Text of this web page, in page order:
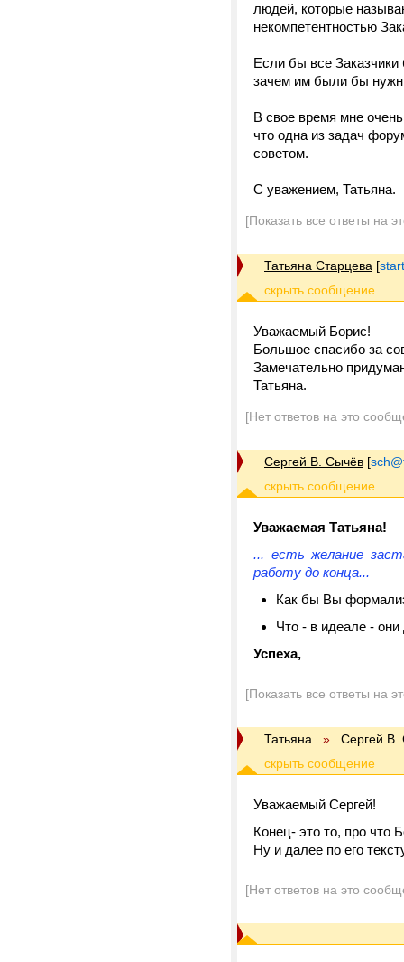
людей, которые
некомпетентностью
Если бы все
зачем им были бы
В свое время мне
что одна из задач
советом.
С уважением, Татьяна.
[Показать все ответы на
Татьяна Старцева [
Уважаемый Борис!
Большое спасибо за
Замечательно
Татьяна.
[Нет ответов на это
Сергей В. Сычёв [
Уважаемая Татьяна!
... есть желание
работу до конца...
Как бы Вы
Что - в идеале -
Успеха,
[Показать все ответы на
Татьяна » Сергей В.
Уважаемый Сергей!
Конец- это то, про что
Ну и далее по его
[Нет ответов на это